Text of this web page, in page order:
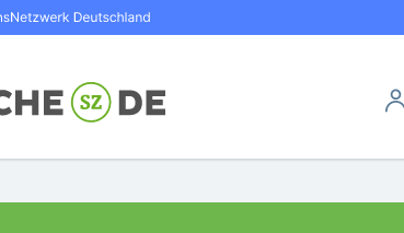
RND Partner im RedaktionsNetzwerk Deutschland